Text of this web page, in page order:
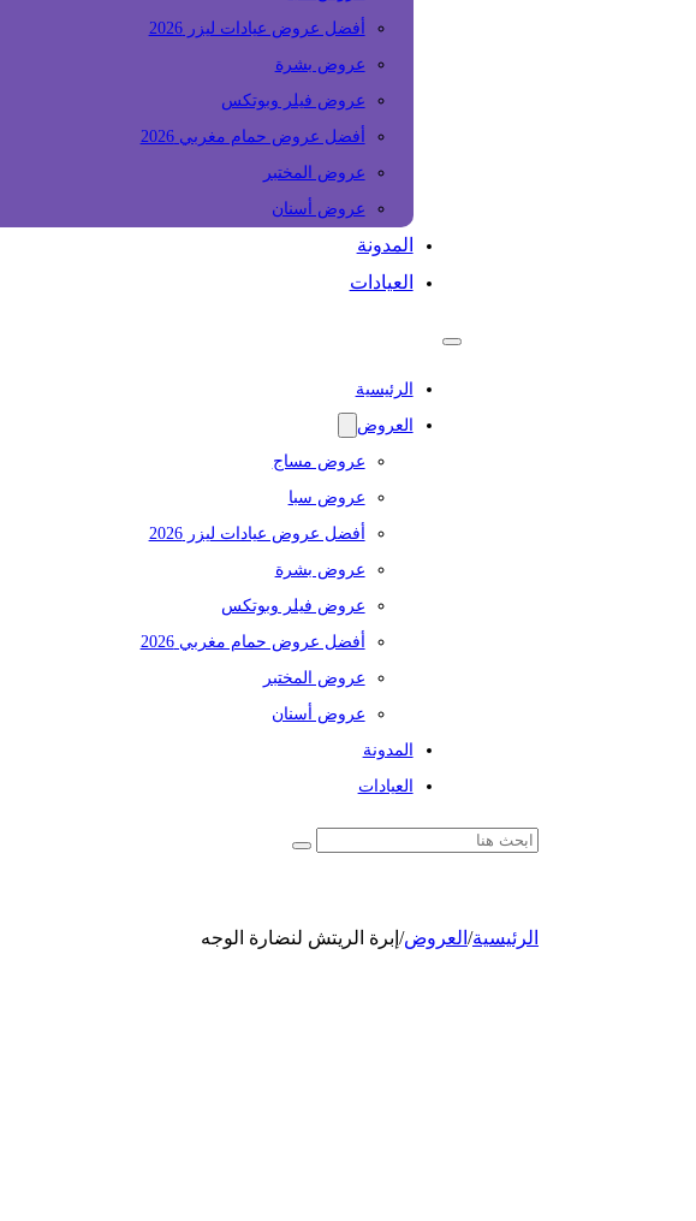
أفضل عروض عيادات ليزر 2026
عروض بشرة
عروض فيلر وبوتكس
أفضل عروض حمام مغربي 2026
عروض المختبر
عروض أسنان
المدونة
العيادات
الرئيسية
العروض
عروض مساج
عروض سبا
أفضل عروض عيادات ليزر 2026
عروض بشرة
عروض فيلر وبوتكس
أفضل عروض حمام مغربي 2026
عروض المختبر
عروض أسنان
المدونة
العيادات
الرئيسية/ العروض/ إبرة الريتش لنضارة الوجه